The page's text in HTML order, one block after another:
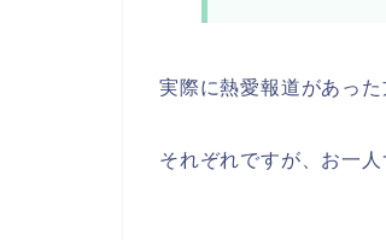
実際に熱愛報道があっ
それぞれですが、お一